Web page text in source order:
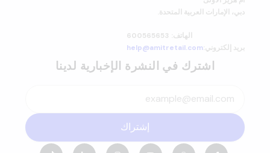
اشترك في النشرة الإخبارية لدينا
إشتراك
دبي، الإمارات العربية المتحدة.
الهاتف: 600565653
بريد إلكتروني: help@amitretail.com